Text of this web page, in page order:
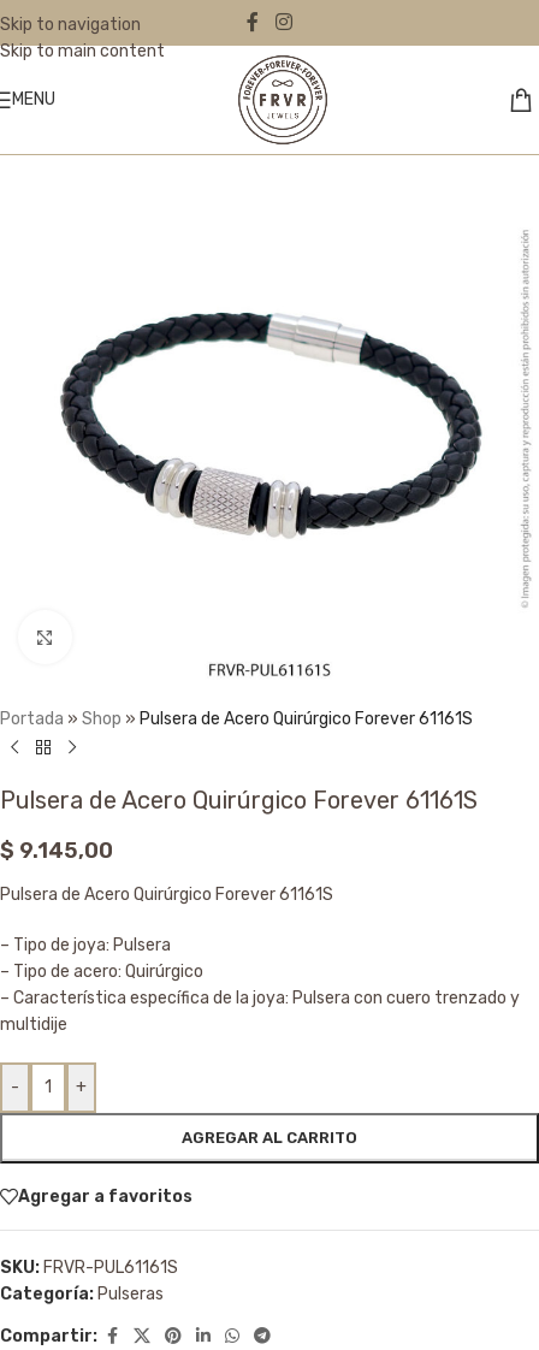
Skip to navigation
Skip to main content
MENU
Portada » Shop » Pulsera de Acero Quirúrgico Forever 61161S
Pulsera de Acero Quirúrgico Forever 61161S
$ 9.145,00
Pulsera de Acero Quirúrgico Forever 61161S
– Tipo de joya: Pulsera
– Tipo de acero: Quirúrgico
– Característica específica de la joya: Pulsera con cuero trenzado y
multidije
- +
AGREGAR AL CARRITO
Agregar a favoritos
SKU: FRVR-PUL61161S
Categoría: Pulseras
Compartir: